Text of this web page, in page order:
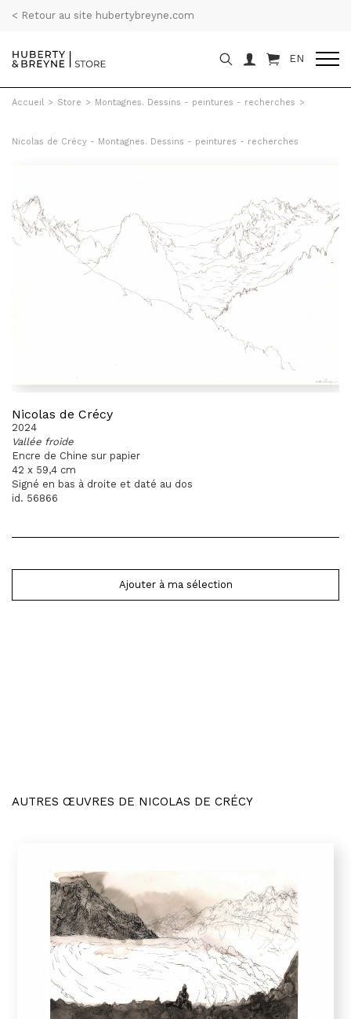
< Retour au site hubertybreyne.com
EN
Accueil > Store > Montagnes. Dessins - peintures - recherches >
Nicolas de Crécy - Montagnes. Dessins - peintures - recherches
Nicolas de Crécy
2024
Vallée froide
Encre de Chine sur papier
42 x 59,4 cm
Signé en bas à droite et daté au dos
id. 56866
Ajouter à ma sélection
AUTRES ŒUVRES DE NICOLAS DE CRÉCY